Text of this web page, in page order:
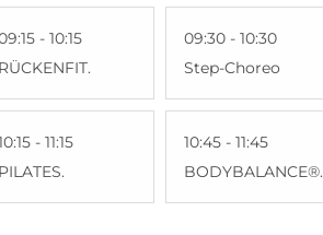
- 10:15
RÜCKENFIT.
- 11:15
PILATES.
09:30 - 10:30
Step-Choreo
10:45 - 11:45
BODYBALANCE®.